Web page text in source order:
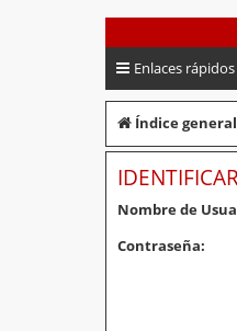
Enlaces rápidos
Índice general
Nombre de
Contraseña: